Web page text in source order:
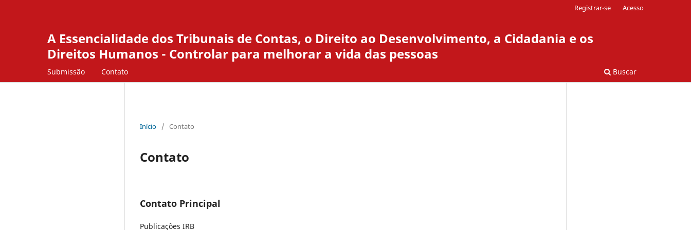
A Essencialidade dos Tribunais de Contas, o Direito ao Desenvolvimento, a Cidadania e os
Direitos Humanos - Controlar para melhorar a vida das pessoas
Submissão Contato Buscar
Registrar-se Acesso
Início / Contato
Contato
Contato Principal
Publicações IRB